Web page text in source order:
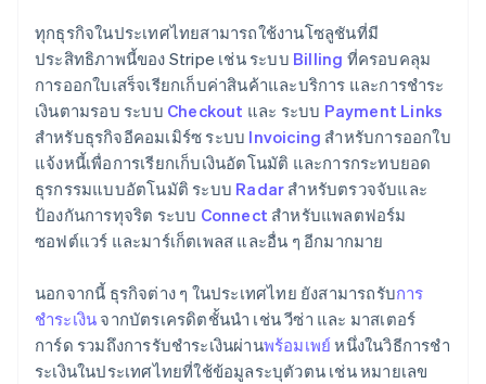
ทุกธุรกิจในประเทศไทยสามารถใช้งานโซลูชันที่มี
ประสิทธิภาพนี้ของ Stripe เช่น ระบบ Billing ที่ครอบคลุม
การออกใบเสร็จเรียกเก็บค่าสินค้าและบริการ และการชำระ
เงินตามรอบ ระบบ Checkout และ ระบบ Payment Links
สำหรับธุรกิจอีคอมเมิร์ซ ระบบ Invoicing สำหรับการออกใบ
แจ้งหนี้เพื่อการเรียกเก็บเงินอัตโนมัติ และการกระทบยอด
ธุรกรรมแบบอัตโนมัติ ระบบ Radar สำหรับตรวจจับและ
ป้องกันการทุจริต ระบบ Connect สำหรับแพลตฟอร์ม
ซอฟต์แวร์ และมาร์เก็ตเพลส และอื่น ๆ อีกมากมาย
นอกจากนี้ ธุรกิจต่าง ๆ ในประเทศไทย ยังสามารถรับการ
ชำระเงิน จากบัตรเครดิตชั้นนำ เช่น วีซ่า และ มาสเตอร์
การ์ด รวมถึงการรับชำระเงินผ่านพร้อมเพย์หนึ่งในวิธีการชํา
ระเงินในประเทศไทยที่ใช้ข้อมูลระบุตัวตน เช่น หมายเลข
Luxemburg
FrançaisDeutsch English
Malaysia
English简体中文
Malta
English
Español English
Neuseeland
English
NederlandsEnglish
Norwegen
English
Österreich
DeutschEnglish